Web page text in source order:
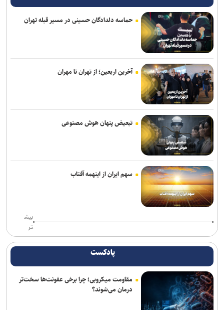
خبرنگاران با انعکاس اخبار و مطالبات حقیقی به رشد فرهنگ عمومی و
دستیابی مردم به حقوق‌شان کمک می‌کنند
خبرنگاران رسالت خطیر آگاهی‌بخشی و انعکاس حقیقت را برعهده دارند
روز خبرنگار، یادآور ایثار، شجاعت و مسئولیت‌پذیری اصحاب رسانه در
مسیر حقیقت‌جویی و آگاهی‌بخشی است
خبرنگاران پیشران آگاهی و بازتاب‌دهندگان حقیقت در جامعه امروز هستند
زلزله‌ای به بزرگی ۴,۶ گلباف کرمان را لرزاند
۳ کشته بر اثر تصادف زنجیره‌ای در محور سرمست ـ گیلانغرب
خبرنگاری حرفه‌ای مسئولیتی برای جست‌وجوی حقیقت، مطالبه‌گری آگاهانه
و روایت دقیق و منصفانه رویدادهاست
خبرنگاران با مسئولیت‌پذیری و تعهد در مسیر صیانت از حقیقت و انعکاس
توقیف کامیون با راننده ۸ ساله در اصفهان!
حماسه دلدادگان حسینی در مسیر قبله تهران
آخرین اربعین؛ از تهران تا مهران
تبعیض پنهان هوش مصنوعی
سهم ایران از اینهمه آفتاب
بیش
تر
پادکست
مقاومت میکروبی؛ چرا برخی عفونت‌ها سخت‌تر
درمان می‌شوند؟